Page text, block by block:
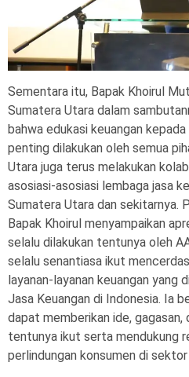
Sementara itu, Bapak Khoirul
Sumatera Utara dalam
bahwa edukasi keuangan
penting dilakukan oleh semua
Utara juga terus melakukan
asosiasi-asosiasi lembaga jasa
Sumatera Utara dan sekitarnya.
Bapak Khoirul menyampaikan
selalu dilakukan tentunya oleh
selalu senantiasa ikut
layanan-layanan keuangan yang
Jasa Keuangan di Indonesia. Ia
dapat memberikan ide, gagasan,
tentunya ikut serta mendukung
perlindungan konsumen di sektor